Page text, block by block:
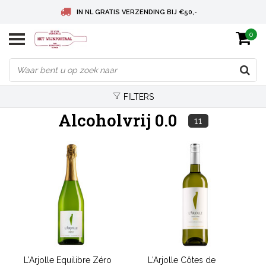
IN NL GRATIS VERZENDING BIJ €50,-
BELGIE GRATIS VERZENDING BIJ € 75
DEUTSCHLAND VERSANDKOSTENFREI AB € 75
0
FILTERS
Alcoholvrij 0.0 11
L'Arjolle Equilibre Zéro
L'Arjolle Côtes de